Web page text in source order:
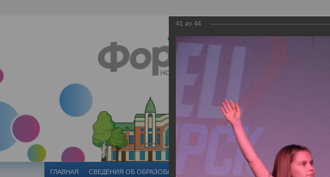
ГЛАВНАЯ CВЕДЕНИЯ ОБ ОБРАЗОВАТЕЛЬНОЙ ОРГАНИЗАЦИИ ГОРОДСКИЕ ПРОЕКТЫ
41 из 44